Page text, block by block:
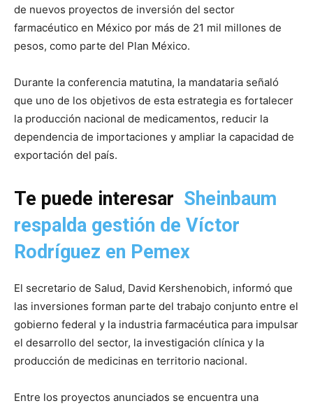
de nuevos proyectos de inversión del sector
farmacéutico en México por más de 21 mil millones de
pesos, como parte del Plan México.
Durante la conferencia matutina, la mandataria señaló
que uno de los objetivos de esta estrategia es fortalecer
la producción nacional de medicamentos, reducir la
dependencia de importaciones y ampliar la capacidad de
exportación del país.
Te puede interesar Sheinbaum
respalda gestión de Víctor
Rodríguez en Pemex
El secretario de Salud, David Kershenobich, informó que
las inversiones forman parte del trabajo conjunto entre el
gobierno federal y la industria farmacéutica para impulsar
el desarrollo del sector, la investigación clínica y la
producción de medicinas en territorio nacional.
Entre los proyectos anunciados se encuentra una